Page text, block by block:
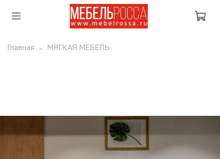
Главная МЯГКАЯ МЕБЕЛЬ